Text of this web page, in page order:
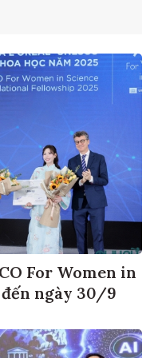
For Women in
đến ngày 30/9